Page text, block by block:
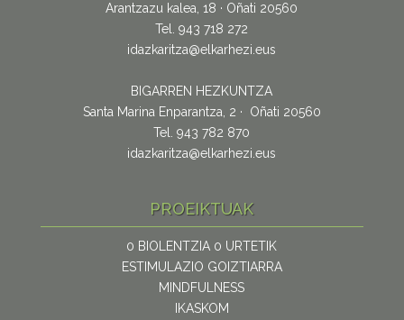
Arantzazu kalea, 18 · Oñati 20560
Tel. 943 718 272
idazkaritza@elkarhezi.eus
BIGARREN HEZKUNTZA
Santa Marina Enparantza, 2 · Oñati 20560
Tel. 943 782 870
idazkaritza@elkarhezi.eus
PROEIKTUAK
0 BIOLENTZIA 0 URTETIK
ESTIMULAZIO GOIZTIARRA
MINDFULNESS
IKASKOM